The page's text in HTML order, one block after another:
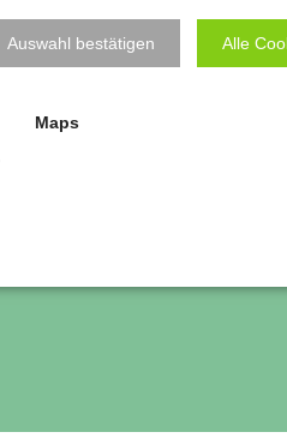
hat mir
er ist
Auswahl bestätigen Alle
Maps